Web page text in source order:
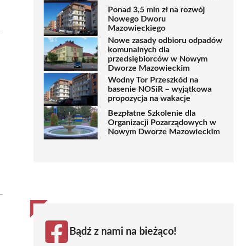
Ponad 3,5 mln zł na rozwój
Nowego Dworu
Mazowieckiego
Nowe zasady odbioru odpadów
komunalnych dla
przedsiębiorców w Nowym
Dworze Mazowieckim
Wodny Tor Przeszkód na
basenie NOSiR – wyjątkowa
propozycja na wakacje
Bezpłatne Szkolenie dla
Organizacji Pozarządowych w
Nowym Dworze Mazowieckim
Bądź z nami na bieżąco!